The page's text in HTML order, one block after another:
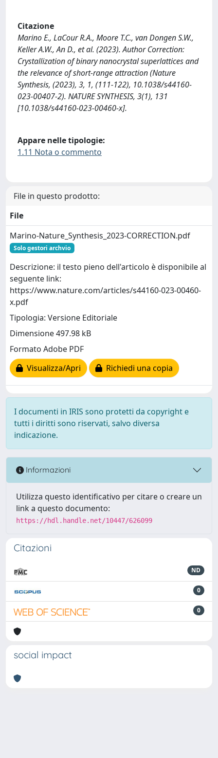
Citazione
Marino E., LaCour R.A., Moore T.C., van Dongen S.W.,
Keller A.W., An D., et al. (2023). Author Correction:
Crystallization of binary nanocrystal superlattices and
the relevance of short-range attraction (Nature
Synthesis, (2023), 3, 1, (111-122), 10.1038/s44160-
023-00407-2). NATURE SYNTHESIS, 3(1), 131
[10.1038/s44160-023-00460-x].
Appare nelle tipologie:
1.11 Nota o commento
File in questo prodotto:
File
Marino-Nature_Synthesis_2023-CORRECTION.pdf
Solo gestori archvio
Descrizione: il testo pieno dell'articolo è disponibile al
seguente link:
https://www.nature.com/articles/s44160-023-00460-
x.pdf
Tipologia: Versione Editoriale
Dimensione 497.98 kB
Formato Adobe PDF
Visualizza/Apri
Richiedi una copia
I documenti in IRIS sono protetti da copyright e
tutti i diritti sono riservati, salvo diversa
indicazione.
Informazioni
Utilizza questo identificativo per citare o creare un
link a questo documento:
https://hdl.handle.net/10447/626099
Citazioni
ND
0
0
social impact